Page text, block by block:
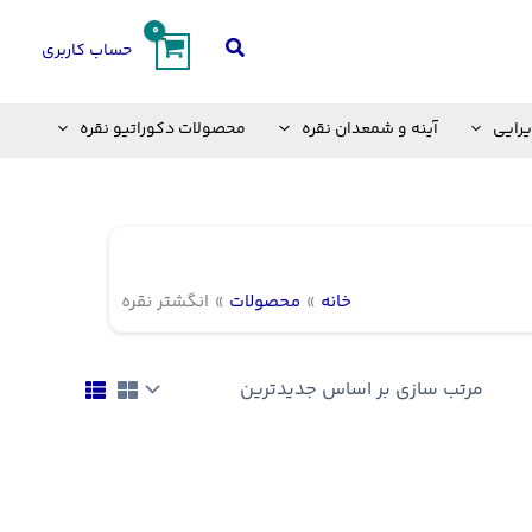
جستجو حساب کاربری
آینه و شمعدان نقره محصولات دکوراتیو نقره
خانه محصولات انگشتر نقره